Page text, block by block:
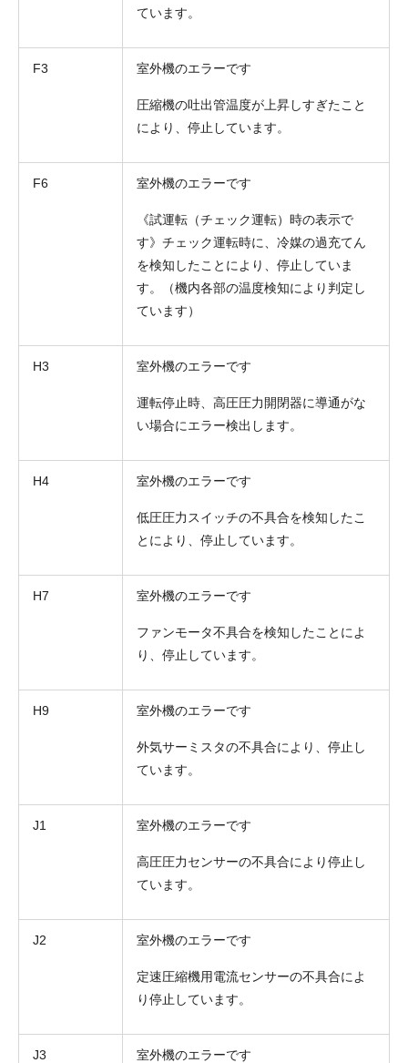
ています。
F3 室外機のエラーです
圧縮機の吐出管温度が上昇しすぎたこと
により、停止しています。
F6 室外機のエラーです
《試運転（チェック運転）時の表示で
す》チェック運転時に、冷媒の過充てん
を検知したことにより、停止していま
す。（機内各部の温度検知により判定し
ています）
H3 室外機のエラーです
運転停止時、高圧圧力開閉器に導通がな
い場合にエラー検出します。
H4 室外機のエラーです
低圧圧力スイッチの不具合を検知したこ
とにより、停止しています。
H7 室外機のエラーです
ファンモータ不具合を検知したことによ
り、停止しています。
H9 室外機のエラーです
外気サーミスタの不具合により、停止し
ています。
J1 室外機のエラーです
高圧圧力センサーの不具合により停止し
ています。
J2 室外機のエラーです
定速圧縮機用電流センサーの不具合によ
り停止しています。
J3 室外機のエラーです
送信する